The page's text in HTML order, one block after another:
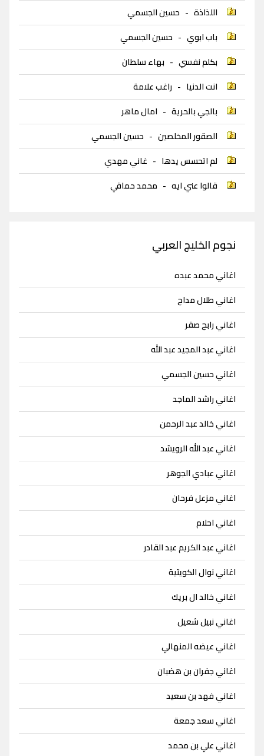
اللذاذة - حسين الجسمي
باب ابوي - حسين الجسمي
بكلم نفسي - بهاء سلطان
انت الدنيا - راغب علامة
بالجي بالحرية - امال ماهر
الصقور المخلصين - حسين الجسمي
لم اتحسس يدها - غاني مهدي
قالوا عني ايه - محمد حماقي
نجوم الخليج العربي
اغاني محمد عبده
اغاني طلال مداح
اغاني رابح صقر
اغاني عبد المجيد عبد الله
اغاني حسين الجسمي
اغاني راشد الماجد
اغاني خالد عبد الرحمن
اغاني عبد الله الرويشد
اغاني عبادي الجوهر
اغاني مزعل فرحان
اغاني احلام
اغاني عبد الكريم عبد القادر
اغاني نوال الكويتية
اغاني خالد ال بريك
اغاني نبيل شعيل
اغاني عيضه المنهالي
اغاني جفران بن هضبان
اغاني فهد بن سعيد
اغاني سعد جمعة
اغاني علي بن محمد